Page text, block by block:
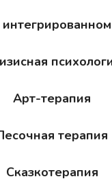
Арт-терапия
терапия
Сказкотерапия